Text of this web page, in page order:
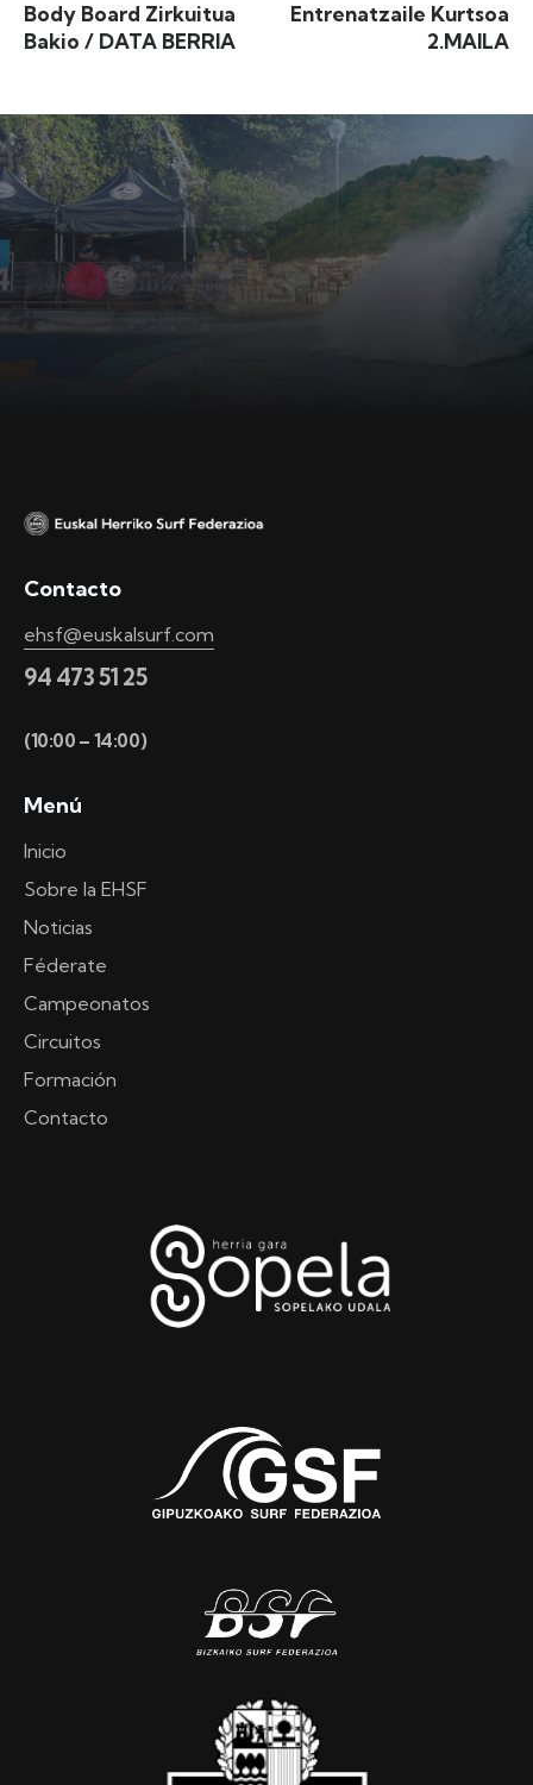
Body Board Zirkuitua
Bakio / DATA BERRIA
Entrenatzaile Kurtsoa
2.MAILA
Contacto
ehsf@euskalsurf.com
94 473 51 25
(10:00 – 14:00)
Menú
Inicio
Sobre la EHSF
Noticias
Féderate
Campeonatos
Circuitos
Formación
Contacto